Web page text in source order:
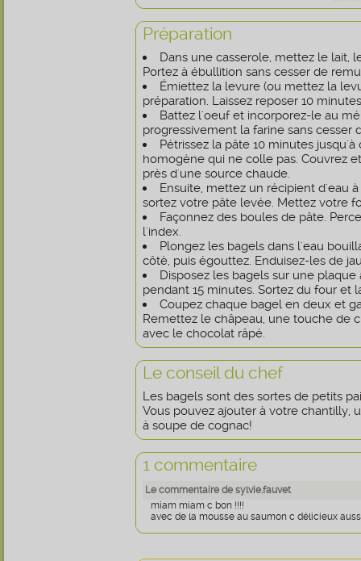
Préparation
Dans une casserole, mettez le lait,
Portez à ébullition sans cesser de
Émiettez la levure (ou mettez la
préparation. Laissez reposer 10
Battez l'oeuf et incorporez-le au
progressivement la farine sans cesser
Pétrissez la pâte 10 minutes
homogène qui ne colle pas. Couvrez
près d'une source chaude.
Ensuite, mettez un récipient d'eau
sortez votre pâte levée. Mettez votre
Façonnez des boules de pâte.
l'index.
Plongez les bagels dans l'eau
côtè, puis égouttez. Enduisez-les de
Disposez les bagels sur une
pendant 15 minutes. Sortez du four et
Coupez chaque bagel en deux et
Remettez le châpeau, une touche de
avec le chocolat râpé.
Le conseil du chef
Les bagels sont des sortes de petits
Vous pouvez ajouter à votre chantilly,
à soupe de cognac!
1 commentaire
Le commentaire de sylvie.fauvet
miam miam c bon !!!!
avec de la mousse au saumon c délicieux